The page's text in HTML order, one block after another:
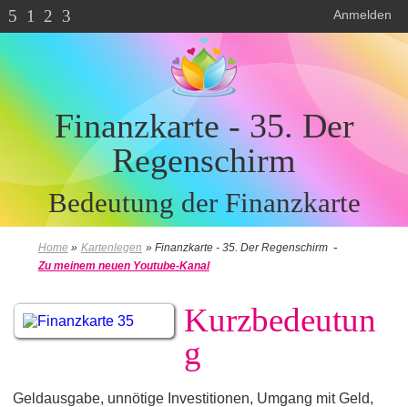
5 1 2 3 Anmelden
Finanzkarte - 35. Der
Regenschirm
Bedeutung der Finanzkarte
Home » Kartenlegen » Finanzkarte - 35. Der Regenschirm -
Zu meinem neuen Youtube-Kanal
Kurzbedeutun
g
Geldausgabe, unnötige Investitionen, Umgang mit Geld,